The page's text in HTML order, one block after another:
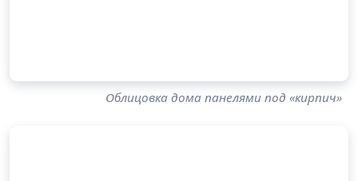
Облицовка дома панелями под «кирпич»